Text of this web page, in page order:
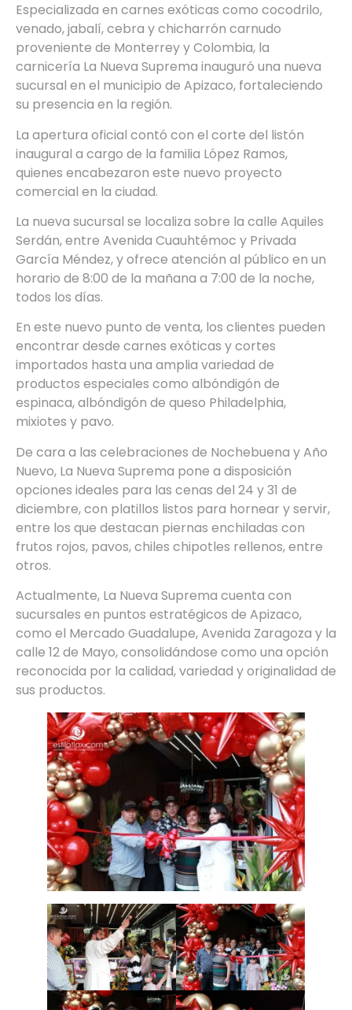
Especializada en carnes exóticas como cocodrilo,
venado, jabalí, cebra y chicharrón carnudo
proveniente de Monterrey y Colombia, la
carnicería La Nueva Suprema inauguró una nueva
sucursal en el municipio de Apizaco, fortaleciendo
su presencia en la región.
La apertura oficial contó con el corte del listón
inaugural a cargo de la familia López Ramos,
quienes encabezaron este nuevo proyecto
comercial en la ciudad.
La nueva sucursal se localiza sobre la calle Aquiles
Serdán, entre Avenida Cuauhtémoc y Privada
García Méndez, y ofrece atención al público en un
horario de 8:00 de la mañana a 7:00 de la noche,
todos los días.
En este nuevo punto de venta, los clientes pueden
encontrar desde carnes exóticas y cortes
importados hasta una amplia variedad de
productos especiales como albóndigón de
espinaca, albóndigón de queso Philadelphia,
mixiotes y pavo.
De cara a las celebraciones de Nochebuena y Año
Nuevo, La Nueva Suprema pone a disposición
opciones ideales para las cenas del 24 y 31 de
diciembre, con platillos listos para hornear y servir,
entre los que destacan piernas enchiladas con
frutos rojos, pavos, chiles chipotles rellenos, entre
otros.
Actualmente, La Nueva Suprema cuenta con
sucursales en puntos estratégicos de Apizaco,
como el Mercado Guadalupe, Avenida Zaragoza y la
calle 12 de Mayo, consolidándose como una opción
reconocida por la calidad, variedad y originalidad de
sus productos.